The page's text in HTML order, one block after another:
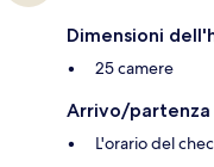
Dimensioni
25 camere
Arrivo/partenza
L'orario del